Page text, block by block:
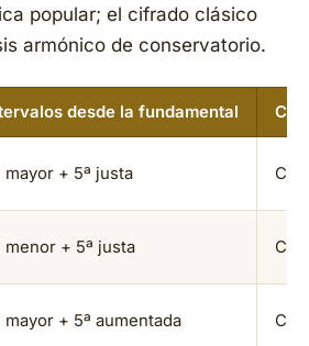
popular; el cifrado clásico
armónico de conservatorio.
desde la fundamental
mayor + 5ª justa C
menor + 5ª justa Cm
mayor + 5ª aumentada C+